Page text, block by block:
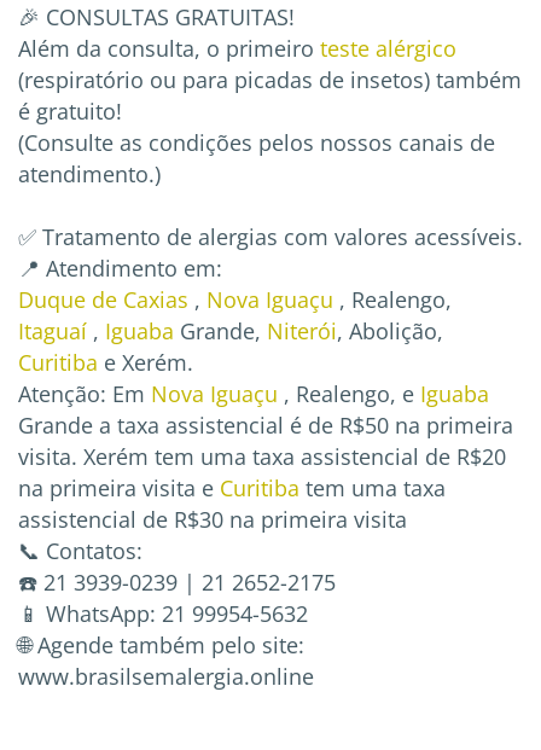
🎉 CONSULTAS GRATUITAS!
Além da consulta, o primeiro teste alérgico
(respiratório ou para picadas de insetos) também
é gratuito!
(Consulte as condições pelos nossos canais de
atendimento.)
✅ Tratamento de alergias com valores acessíveis.
📍 Atendimento em:
Duque de Caxias , Nova Iguaçu , Realengo,
Itaguaí , Iguaba Grande, Niterói, Abolição,
Curitiba e Xerém.
Atenção: Em Nova Iguaçu , Realengo, e Iguaba
Grande a taxa assistencial é de R$50 na primeira
visita. Xerém tem uma taxa assistencial de R$20
na primeira visita e Curitiba tem uma taxa
assistencial de R$30 na primeira visita
📞 Contatos:
☎️ 21 3939-0239 | 21 2652-2175
📱 WhatsApp: 21 99954-5632
🌐 Agende também pelo site:
www.brasilsemalergia.online